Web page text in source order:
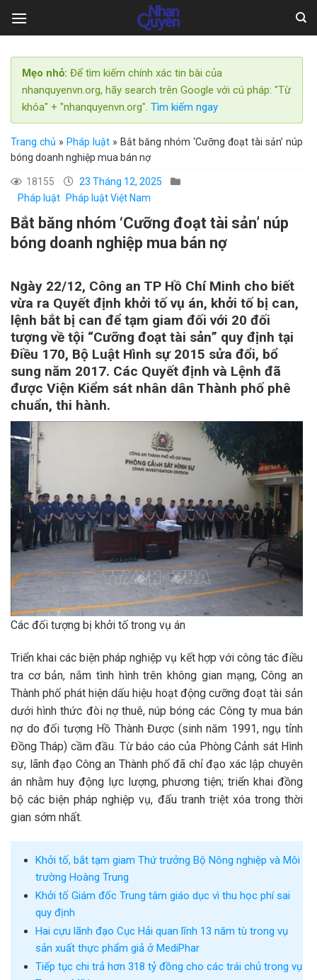
Mẹo nhỏ: Để tìm kiếm chính xác tin bài của
nhanquyenvn.org, hãy search trên Google với cú pháp: "Từ
khóa" + "nhanquyenvn.org". Tìm kiếm ngay
Trang chủ » Pháp luật » Bắt băng nhóm ‘Cưỡng đoạt tài sản’ núp
bóng doanh nghiệp mua bán nợ
18155
23 Tháng 12, 2025
Pháp luật
Pháp luật Việt Nam
Bắt băng nhóm ‘Cưỡng đoạt tài sản’ núp
bóng doanh nghiệp mua bán nợ
Ngày 22/12, Công an TP Hồ Chí Minh cho biết
vừa ra Quyết định khởi tố vụ án, khởi tố bị can,
lệnh bắt bị can để tạm giam đối với 20 đối
tượng về tội “Cưỡng đoạt tài sản” quy định tại
Điều 170, Bộ Luật Hình sự 2015 sửa đổi, bổ
sung năm 2017. Các Quyết định và Lệnh đã
được Viện Kiểm sát nhân dân Thành phố phê
chuẩn, thi hành.
Các đối tượng bị khởi tố trong vụ án
Triển khai các biện pháp nghiệp vụ kết hợp với công tác điều
tra cơ bản, nắm tình hình trên không gian mạng, Công an
Thành phố phát hiện dấu hiệu hoạt động cưỡng đoạt tài sản
dưới hình thức đòi nợ thuê, núp bóng các Công ty mua bán
nợ do đối tượng Hồ Thành Được (sinh năm 1991, ngụ tỉnh
Đồng Tháp) cầm đầu. Từ báo cáo của Phòng Cảnh sát Hình
sự, lãnh đạo Công an Thành phố đã chỉ đạo xác lập chuyên
án nhằm huy động lực lượng, phương tiện; triển khai đồng
bộ các biện pháp nghiệp vụ, đấu tranh triệt xóa trong thời
gian sớm nhất.
Khởi tố, bắt tạm giam Thứ trưởng Bộ Nông nghiệp và Môi
trường Hoàng Trung
Khởi tố Giám đốc Trung tâm giáo dục vì thu học phí sai
quy định
Hai cựu lãnh đạo Cục Hải quan lĩnh 13 năm tù trong vụ
sản xuất thực phẩm giả ở MediPhar
Tiếp tục chi trả hơn 318 tỷ đồng cho các trái chủ trong vụ